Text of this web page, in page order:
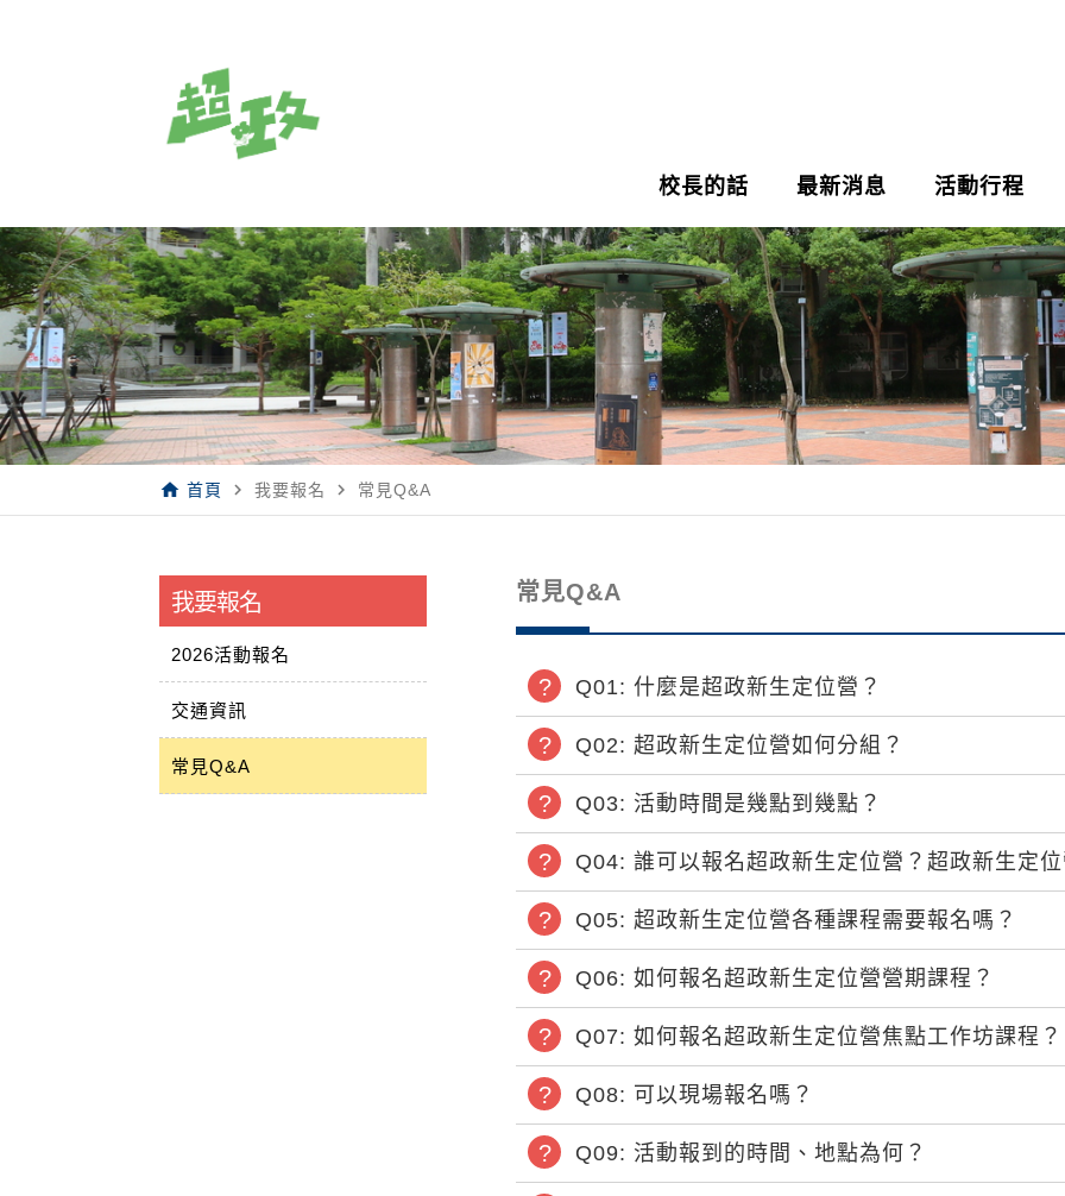
校長的話 最新消息 活動行程
home 首頁 navigate_next 我要報名 navigate_next 常見Q&A
我要報名
2026活動報名
交通資訊
常見Q&A
常見Q&A
Q01: 什麼是超政新生定位營？
Q02: 超政新生定位營如何分組？
Q03: 活動時間是幾點到幾點？
Q04: 誰可以報名超政新生定位營？超政新生定
Q05: 超政新生定位營各種課程需要報名嗎？
Q06: 如何報名超政新生定位營營期課程？
Q07: 如何報名超政新生定位營焦點工作坊課程？
Q08: 可以現場報名嗎？
Q09: 活動報到的時間、地點為何？